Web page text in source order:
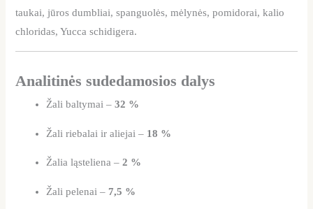
taukai, jūros dumbliai, spanguolės, mėlynės, pomidorai, kalio
chloridas, Yucca schidigera.
Analitinės sudedamosios dalys
Žali baltymai –32 %
Žali riebalai ir aliejai – 18 %
Žalia ląsteliena –2 %
Žali pelenai – 7,5 %